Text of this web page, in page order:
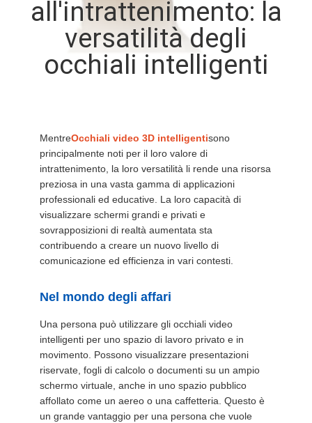
CONTROLLO
QUALITÀ
CASI
RICHIEDA
UNA
CITAZIONE
ONLINE
MAPPA
SITO
all'intrattenimento: la
versatilità degli
occhiali intelligenti
MentreOcchiali video 3D intelligentisono
principalmente noti per il loro valore di
intrattenimento, la loro versatilità li rende una risorsa
preziosa in una vasta gamma di applicazioni
professionali ed educative. La loro capacità di
visualizzare schermi grandi e privati e
sovrapposizioni di realtà aumentata sta
contribuendo a creare un nuovo livello di
comunicazione ed efficienza in vari contesti.
Nel mondo degli affari
Una persona può utilizzare gli occhiali video
intelligenti per uno spazio di lavoro privato e in
movimento. Possono visualizzare presentazioni
riservate, fogli di calcolo o documenti su un ampio
schermo virtuale, anche in uno spazio pubblico
affollato come un aereo o una caffetteria. Questo è
un grande vantaggio per una persona che vuole